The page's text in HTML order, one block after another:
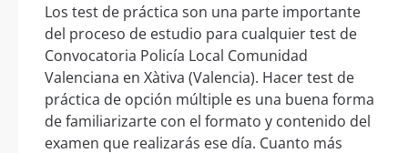
Los test de práctica son una parte importante
del proceso de estudio para cualquier test de
Convocatoria Policía Local Comunidad
Valenciana en Xàtiva (Valencia). Hacer test de
práctica de opción múltiple es una buena forma
de familiarizarte con el formato y contenido del
examen que realizarás ese día. Cuanto más